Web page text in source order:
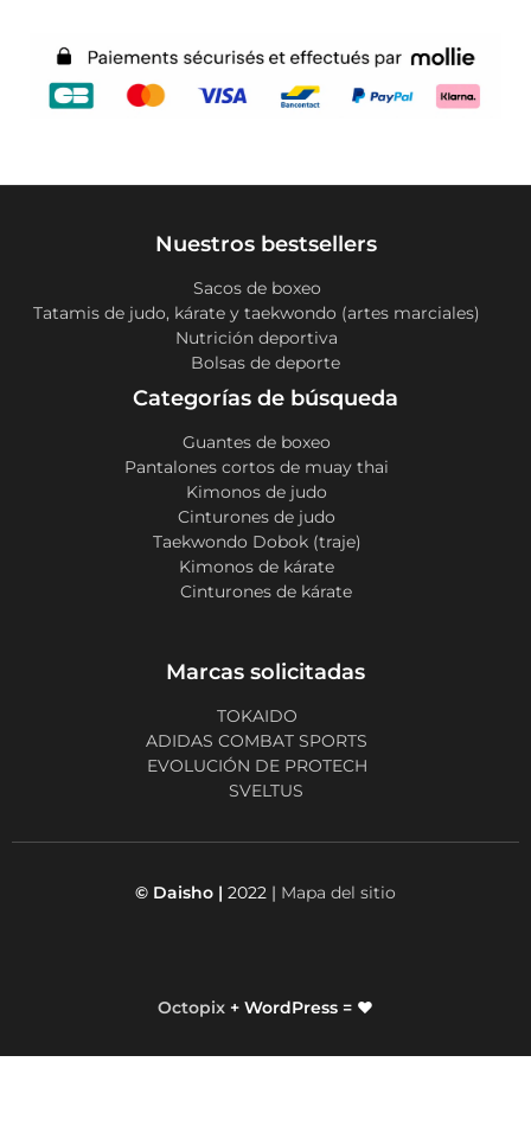
Nuestros bestsellers
Sacos de boxeo
Tatamis de judo, kárate y taekwondo (artes marciales)
Nutrición deportiva
Bolsas de deporte
Categorías de búsqueda
Guantes de boxeo
Pantalones cortos de muay thai
Kimonos de judo
Cinturones de judo
Taekwondo Dobok (traje)
Kimonos de kárate
Cinturones de kárate
Marcas solicitadas
TOKAIDO
ADIDAS COMBAT SPORTS
EVOLUCIÓN DE PROTECH
SVELTUS
© Daisho | 2022 | Mapa del sitio
Octopix + WordPress = ❤